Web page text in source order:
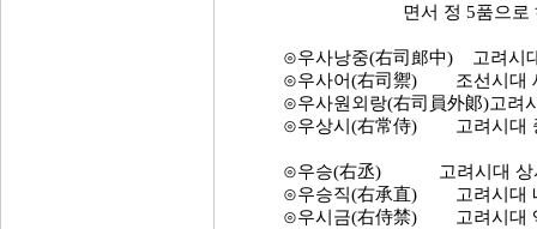
면서 정 5품으로
⊙우사낭중(右司郎中) 고려시
⊙우사어(右司禦) 조선시대
⊙우사원외랑(右司員外郞)고려
⊙우상시(右常侍) 고려시대
⊙우승(右丞) 고려시대 상서
⊙우승직(右承直) 고려시대
⊙우시금(右侍禁) 고려시대